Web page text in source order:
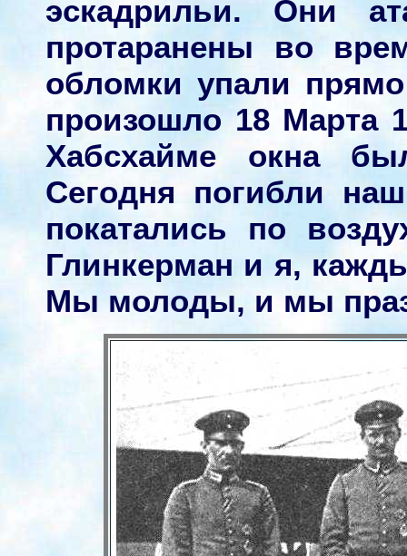
эскадрильи. Они
протаранены во
обломки упали
произошло 18 Марта
Хабсхайме окна
Сегодня погибли
покатались по
Глинкерман и я,
Мы молоды, и мы